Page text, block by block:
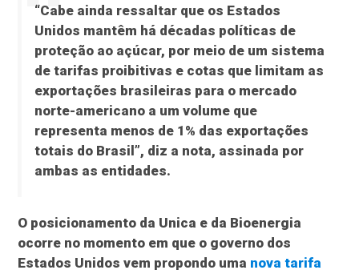
“Cabe ainda ressaltar que os Estados
Unidos mantêm há décadas políticas de
proteção ao açúcar, por meio de um sistema
de tarifas proibitivas e cotas que limitam as
exportações brasileiras para o mercado
norte-americano a um volume que
representa menos de 1% das exportações
totais do Brasil”, diz a nota, assinada por
ambas as entidades.
O posicionamento da Unica e da Bioenergia
ocorre no momento em que o governo dos
Estados Unidos vem propondo uma nova tarifa